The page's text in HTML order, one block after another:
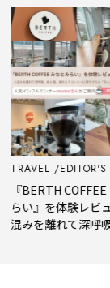
EDITOR'S PICK
COFFEE みな
』を体験レビュー！
を離れて深呼吸。緑